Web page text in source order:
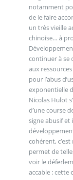
notamment
de le faire
un très vieille
chinoise… à
continuer à se
aux
pour l’abus
exponentielle
Nicolas Hulot
d’une course
signe abusif
cohérent,
permet de
voir le
accable :